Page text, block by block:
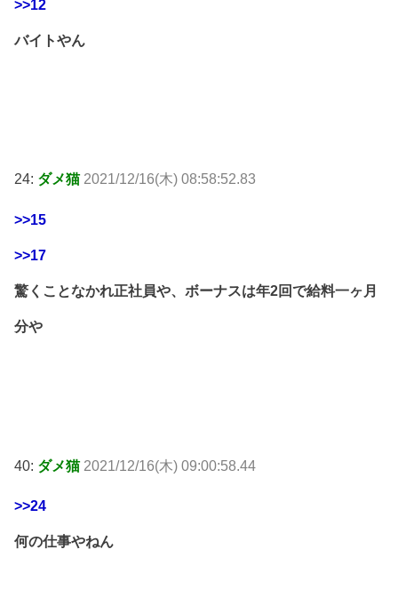
>>12
バイトやん
24: ダメ猫 2021/12/16(木) 08:58:52.83
>>15
>>17
驚くことなかれ正社員や、ボーナスは年2回で給料一ヶ月
分や
40: ダメ猫 2021/12/16(木) 09:00:58.44
>>24
何の仕事やねん